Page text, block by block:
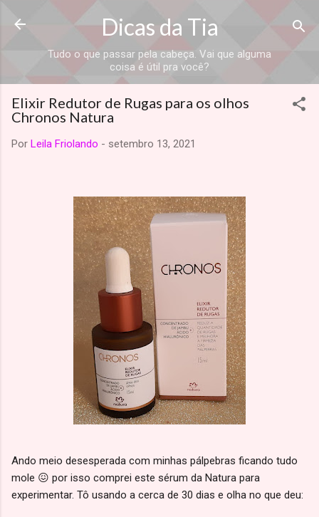
Dicas da Tia
Tudo o que passar pela cabeça. Vai que alguma
coisa é útil pra você?
Elixir Redutor de Rugas para os olhos
Chronos Natura
Por Leila Friolando - setembro 13, 2021
Ando meio desesperada com minhas pálpebras ficando tudo
mole 😖 por isso comprei este sérum da Natura para
experimentar. Tô usando a cerca de 30 dias e olha no que deu: